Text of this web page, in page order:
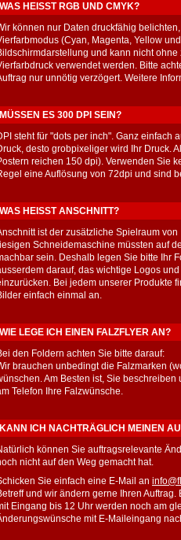
WAS HEISST RGB UND CMYK?
können nur Daten druckfähig
(Cyan, Magenta, Yellow
und kann nicht
verwendet werden. Bitte
nur unnötig verzögert. Weitere
MÜSSEN ES 300 DPI SEIN?
steht für "dots per inch". Ganz einfach
desto grobpixeliger wird Ihr Druck.
reichen 150 dpi). Verwenden Sie
eine Auflösung von 72dpi und sind
WAS HEISST ANSCHNITT?
ist der zusätzliche Spielraum
Schneidemaschine müssten auf
sein. Deshalb legen Sie bitte Ihr
darauf, das wichtige Logos
Bei jedem unserer Produkte
einfach einmal an.
WIE LEGE ICH EINEN FALZFLYER AN?
den Foldern achten Sie bitte darauf:
brauchen unbedingt die Falzmarken
Am Besten ist, Sie
Telefon Ihre Falzwünsche.
KANN ICH NACHTRÄGLICH MEINEN
können Sie auftragsrelevante
nicht auf den Weg gemacht hat.
Sie einfach eine E-Mail an
und wir ändern gerne Ihren
Eingang bis 12 Uhr werden noch am
mit E-Maileingang